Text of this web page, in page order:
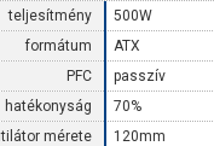
teljesítmény
500W
formátum
ATX
PFC
passzív
hatékonyság
70%
mérete
120mm